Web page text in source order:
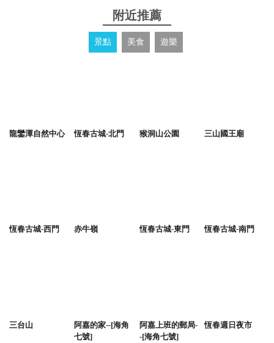
附近推薦
景點 美食 遊樂
龍鑾潭自然中心 恆春古城-北門 猴洞山公園 三山國王廟
恆春古城-西門 赤牛嶺 恆春古城-東門 恆春古城-南門
三台山
阿嘉的家--[海角
七號]
阿嘉上班的郵局-
-[海角七號]
恆春週日夜市